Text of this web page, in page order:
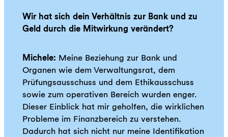
Wir hat sich dein Verhältnis zur Bank und zu
Geld durch die Mitwirkung verändert?
Michele: Meine Beziehung zur Bank und
Organen wie dem Verwaltungsrat, dem
Prüfungsausschuss und dem Ethikausschuss
sowie zum operativen Bereich wurden enger.
Dieser Einblick hat mir geholfen, die wirklichen
Probleme im Finanzbereich zu verstehen.
Dadurch hat sich nicht nur meine Identifikation